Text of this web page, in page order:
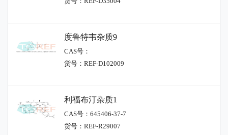
度鲁特韦杂质9
CAS号：
货号：REF-D102009
利福布汀杂质1
CAS号：645406-37-7
货号：REF-R29007